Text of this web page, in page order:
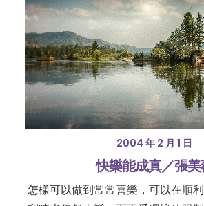
2004 年 2 月 1 日
快樂能成真／張美
怎樣可以做到常常喜樂，可以在順